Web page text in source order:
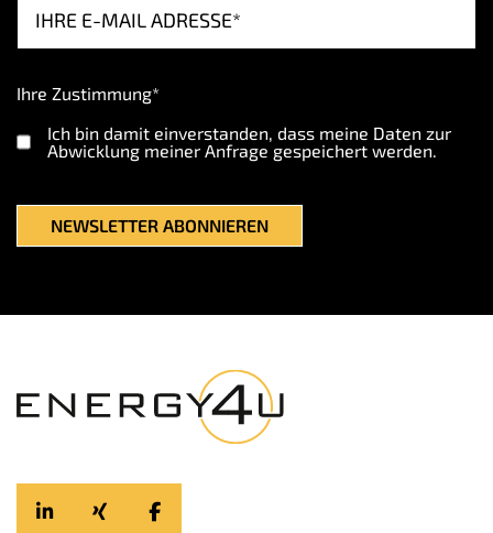
Ihre Zustimmung*
Ich bin damit einverstanden, dass meine Daten zur
Abwicklung meiner Anfrage gespeichert werden.